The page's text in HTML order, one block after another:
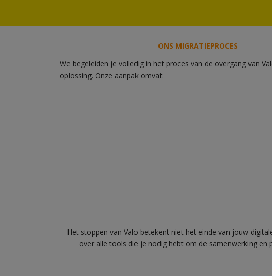
ONS MIGRATIEPROCES
We begeleiden je volledig in het proces van de overgang van
oplossing. Onze aanpak omvat:
Het stoppen van Valo betekent niet het einde van jouw
over alle tools die je nodig hebt om de samenwerking